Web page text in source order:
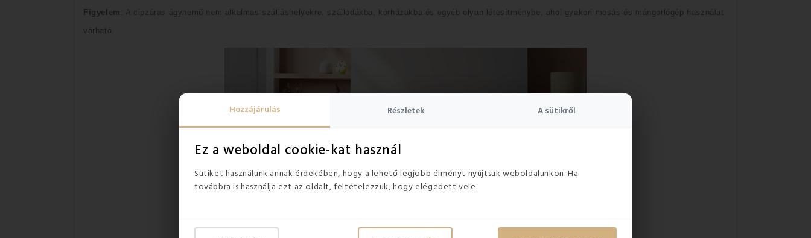
Hozzájárulás Részletek A sütikről
Ez a weboldal cookie-kat használ
Sütiket használunk annak érdekében, hogy a lehető legjobb élményt nyújtsuk weboldalunkon. Ha
továbbra is használja ezt az oldalt, feltételezzük, hogy elégedett vele.
Figyelem
: A cipzáras ágynemű nem alkalmas szálláshelyekre, szállodákba, kórházakba és egyéb olyan létesítménybe, ahol gyakori mosás és mángorlógép használat
várható.